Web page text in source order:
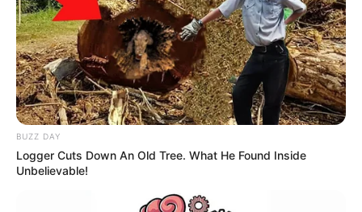
BUZZ DAY
Logger Cuts Down An Old Tree. What He Found Inside
Unbelievable!